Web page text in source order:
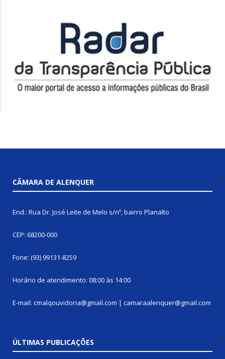
CÂMARA DE ALENQUER
End.: Rua Dr. José Leite de Melo s/nº, bairro Planalto
CEP: 68200-000
Fone: (93) 99131-8259
Horário de atendimento: 08:00 às 14:00
E-mail: cmalqouvidoria@gmail.com | camaraalenquer@gmail.com
ÚLTIMAS PUBLICAÇÕES